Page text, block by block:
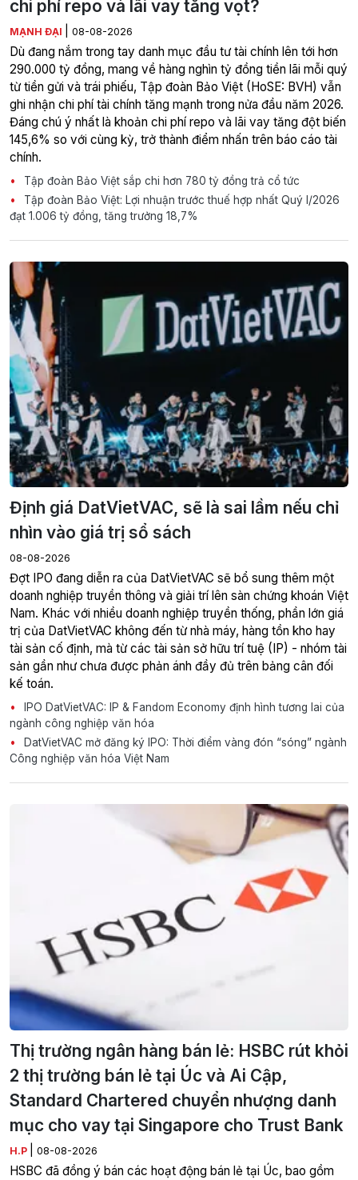
chi phí repo và lãi vay tăng vọt?
MẠNH ĐẠI 08-08-2026
Dù đang nắm trong tay danh mục đầu tư tài chính lên tới hơn
290.000 tỷ đồng, mang về hàng nghìn tỷ đồng tiền lãi mỗi quý
từ tiền gửi và trái phiếu, Tập đoàn Bảo Việt (HoSE: BVH) vẫn
ghi nhận chi phí tài chính tăng mạnh trong nửa đầu năm 2026.
Đáng chú ý nhất là khoản chi phí repo và lãi vay tăng đột biến
145,6% so với cùng kỳ, trở thành điểm nhấn trên báo cáo tài
chính.
Tập đoàn Bảo Việt sắp chi hơn 780 tỷ đồng trả cổ tức
Tập đoàn Bảo Việt: Lợi nhuận trước thuế hợp nhất Quý I/2026
đạt 1.006 tỷ đồng, tăng trưởng 18,7%
Định giá DatVietVAC, sẽ là sai lầm nếu chỉ
nhìn vào giá trị sổ sách
08-08-2026
Đợt IPO đang diễn ra của DatVietVAC sẽ bổ sung thêm một
doanh nghiệp truyền thông và giải trí lên sàn chứng khoán Việt
Nam. Khác với nhiều doanh nghiệp truyền thống, phần lớn giá
trị của DatVietVAC không đến từ nhà máy, hàng tồn kho hay
tài sản cố định, mà từ các tài sản sở hữu trí tuệ (IP) - nhóm tài
sản gần như chưa được phản ánh đầy đủ trên bảng cân đối
kế toán.
IPO DatVietVAC: IP & Fandom Economy định hình tương lai của
ngành công nghiệp văn hóa
DatVietVAC mở đăng ký IPO: Thời điểm vàng đón “sóng” ngành
Công nghiệp văn hóa Việt Nam
Thị trường ngân hàng bán lẻ: HSBC rút khỏi
2 thị trường bán lẻ tại Úc và Ai Cập,
Standard Chartered chuyển nhượng danh
mục cho vay tại Singapore cho Trust Bank
H.P 08-08-2026
HSBC đã đồng ý bán các hoạt động bán lẻ tại Úc, bao gồm